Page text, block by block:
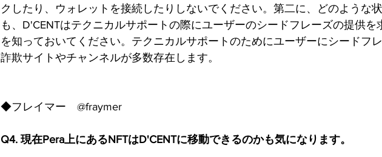
クしたり、ウォレットを接続したりしないでください。第二に、どのような
も、D'CENTはテクニカルサポートの際にユーザーのシードフレーズの提供を
を知っておいてください。テクニカルサポートのためにユーザーにシードフ
詐欺サイトやチャンネルが多数存在します。
◆フレイマー　@fraymer
Q4. 現在Pera上にあるNFTはD'CENTに移動できるのかも気になります。